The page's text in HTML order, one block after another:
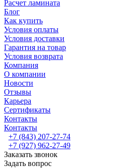
Расчет ламината
Блог
Как купить
Условия оплаты
Условия доставки
Гарантия на товар
Условия возврата
Компания
О компании
Новости
Отзывы
Карьера
Сертификаты
Контакты
Контакты
+7 (843) 207-27-74
+7 (927) 962-27-49
Заказать звонок
Задать вопрос